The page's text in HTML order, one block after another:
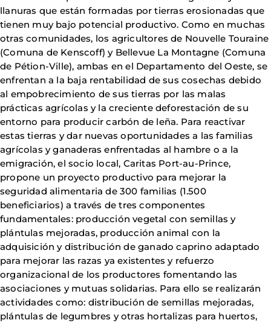
llanuras que están formadas por tierras erosionadas que
tienen muy bajo potencial productivo. Como en muchas
otras comunidades, los agricultores de Nouvelle Touraine
(Comuna de Kenscoff) y Bellevue La Montagne (Comuna
de Pétion-Ville), ambas en el Departamento del Oeste, se
enfrentan a la baja rentabilidad de sus cosechas debido
al empobrecimiento de sus tierras por las malas
prácticas agrícolas y la creciente deforestación de su
entorno para producir carbón de leña. Para reactivar
estas tierras y dar nuevas oportunidades a las familias
agrícolas y ganaderas enfrentadas al hambre o a la
emigración, el socio local, Caritas Port-au-Prince,
propone un proyecto productivo para mejorar la
seguridad alimentaria de 300 familias (1.500
beneficiarios) a través de tres componentes
fundamentales: producción vegetal con semillas y
plántulas mejoradas, producción animal con la
adquisición y distribución de ganado caprino adaptado
para mejorar las razas ya existentes y refuerzo
organizacional de los productores fomentando las
asociaciones y mutuas solidarias. Para ello se realizarán
actividades como: distribución de semillas mejoradas,
plántulas de legumbres y otras hortalizas para huertos,